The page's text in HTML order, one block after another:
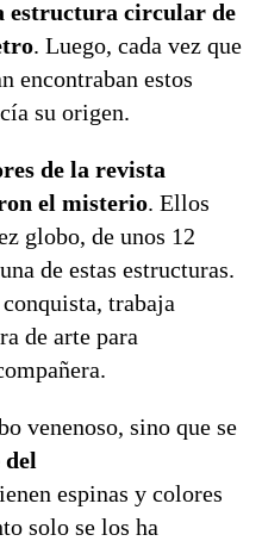
estructura circular de
. Luego, cada vez que
encontraban estos
su origen.
de la revista
el misterio. Ellos
globo, de unos 12
de estas estructuras.
trabaja
de arte para
venenoso, sino que se
del
espinas y colores
solo se los ha